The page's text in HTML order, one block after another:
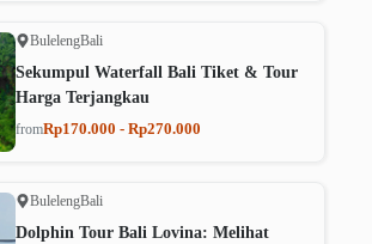
BulelengBali
Sekumpul Waterfall Bali Tiket & Tour
Harga Terjangkau
fromRp170.000 - Rp270.000
BulelengBali
Dolphin Tour Bali Lovina: Melihat